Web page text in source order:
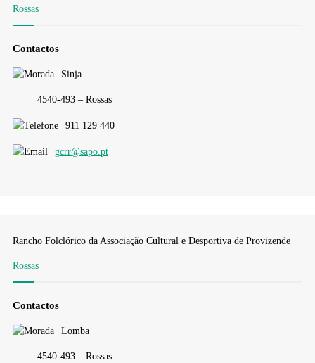
Rossas
Contactos
Sinja
4540-493 – Rossas
911 129 440
gcrr@sapo.pt
Rancho Folclórico da Associação Cultural e Desportiva de Provizende
Rossas
Contactos
Lomba
4540-493 – Rossas